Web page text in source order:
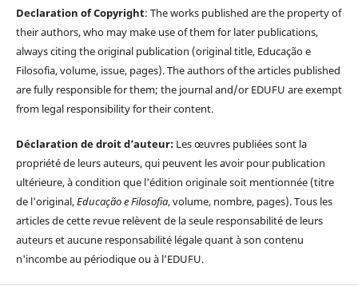
Declaration of Copyright: The works published are the property of
their authors, who may make use of them for later publications,
always citing the original publication (original title, Educação e
Filosofia, volume, issue, pages). The authors of the articles published
are fully responsible for them; the journal and/or EDUFU are exempt
from legal responsibility for their content.
Déclaration de droit d’auteur: Les œuvres publiées sont la
propriété de leurs auteurs, qui peuvent les avoir pour publication
ultérieure, à condition que l'édition originale soit mentionnée (titre
de l'original,Educação e Filosofia, volume, nombre, pages). Tous les
articles de cette revue relèvent de la seule responsabilité de leurs
auteurs et aucune responsabilité légale quant à son contenu
n'incombe au périodique ou à l’EDUFU.